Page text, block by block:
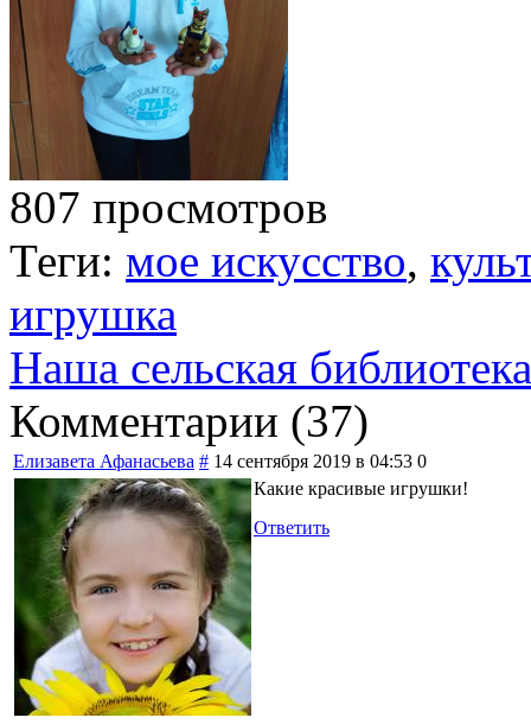
807 просмотров
Теги: мое искусство,
игрушка
Наша сельская библиотека
Комментарии (37)
Елизавета Афанасьева # 14 сентября 2019 в 04:53 0
Какие красивые игрушки!
Ответить